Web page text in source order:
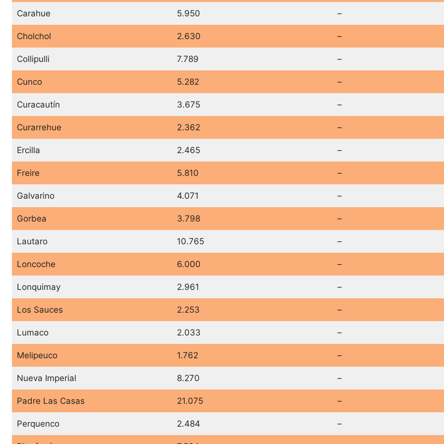
Carahue 5.950 –
Cholchol 2.630 –
Collipulli 7.789 –
Cunco 5.282 –
Curacautín 3.675 –
Curarrehue 2.362 –
Ercilla 2.465 –
Freire 5.810 –
Galvarino 4.071 –
Gorbea 3.798 –
Lautaro 10.765 –
Loncoche 6.000 –
Lonquimay 2.961 –
Los Sauces 2.253 –
Lumaco 2.033 –
Melipeuco 1.762 –
Nueva Imperial 8.270 –
Padre Las Casas 21.075 –
Perquenco 2.484 –